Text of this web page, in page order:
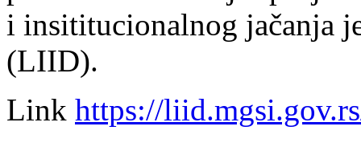
i insititucionalnog jačanja
(LIID).
Link https://